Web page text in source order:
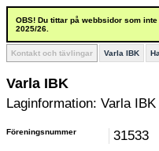
OBS! Du tittar på webbsidor som
2025/26.
Kontakt och tävlingar Varla IBK
Varla IBK
Laginformation: Varla
Föreningsnummer 31533